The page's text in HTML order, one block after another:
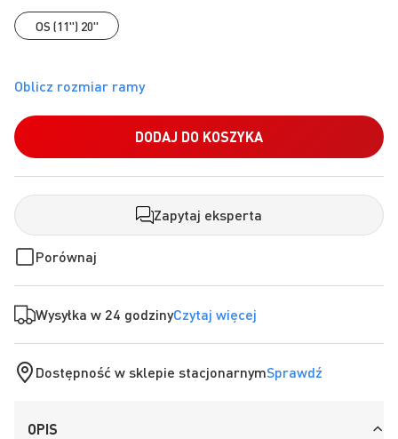
OS (11") 20"
DODAJ DO KOSZYKA
Zapytaj eksperta
Porównaj
Wysyłka w 24 godzinyCzytaj więcej
Dostępność w sklepie stacjonarnymSprawdź
OPIS